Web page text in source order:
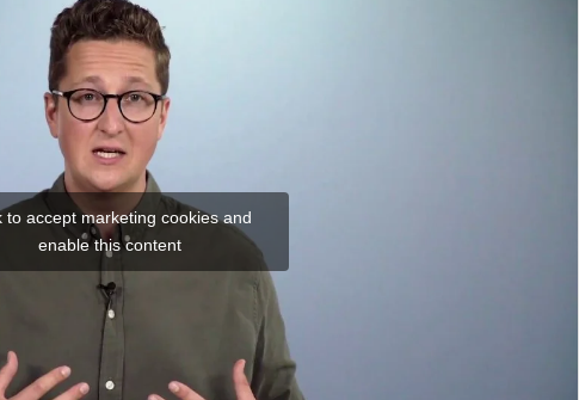
to accept marketing cookies and
enable this content